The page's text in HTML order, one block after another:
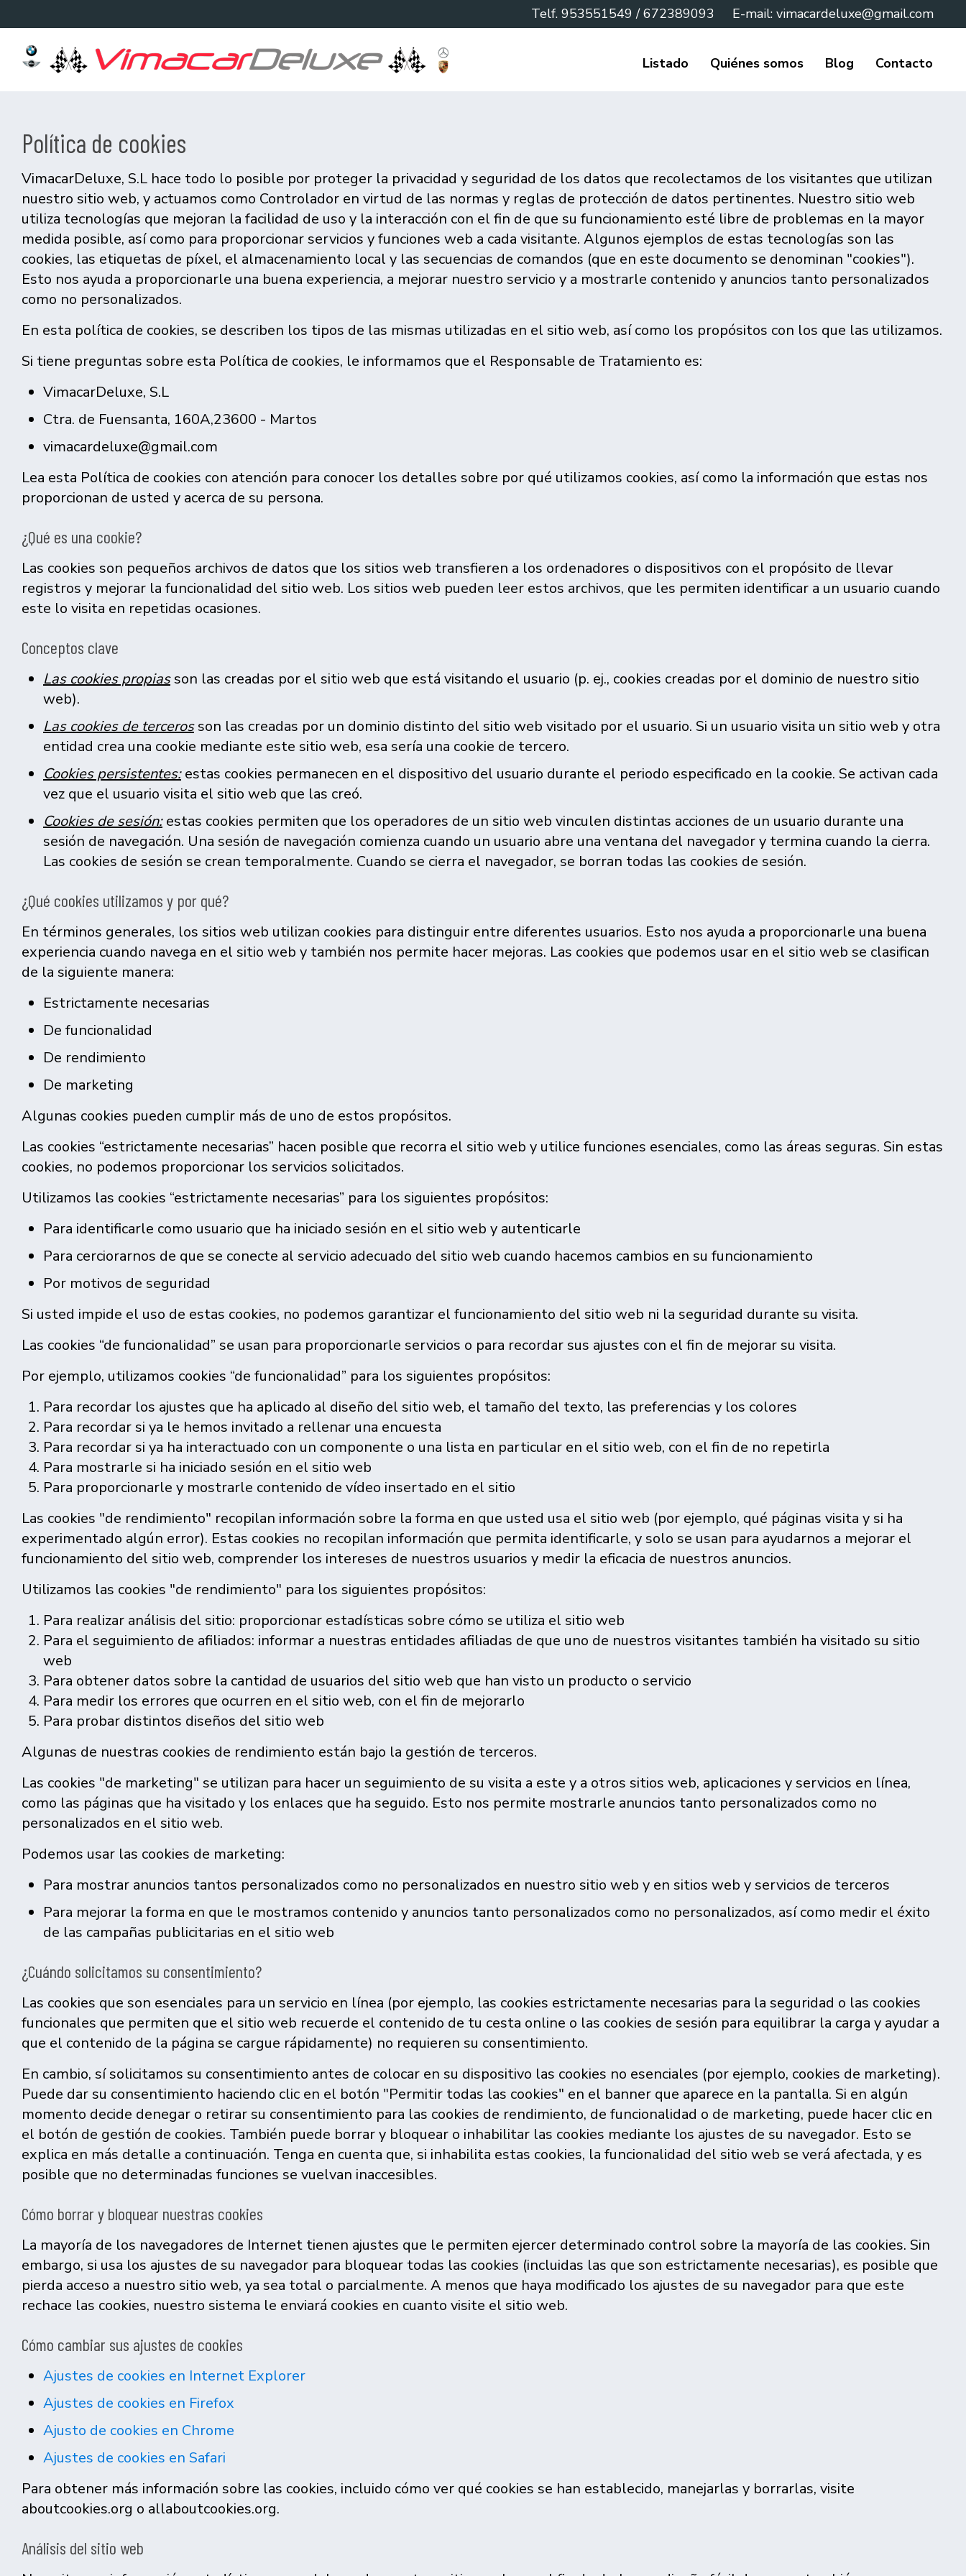
Telf. 953551549 / 672389093 E-mail: vimacardeluxe@gmail.com
Listado Quiénes somos Blog Contacto
Política de cookies
VimacarDeluxe, S.L hace todo lo posible por proteger la privacidad y seguridad de los datos que recolectamos de los visitantes que utilizan
nuestro sitio web, y actuamos como Controlador en virtud de las normas y reglas de protección de datos pertinentes. Nuestro sitio web
utiliza tecnologías que mejoran la facilidad de uso y la interacción con el fin de que su funcionamiento esté libre de problemas en la mayor
medida posible, así como para proporcionar servicios y funciones web a cada visitante. Algunos ejemplos de estas tecnologías son las
cookies, las etiquetas de píxel, el almacenamiento local y las secuencias de comandos (que en este documento se denominan "cookies").
Esto nos ayuda a proporcionarle una buena experiencia, a mejorar nuestro servicio y a mostrarle contenido y anuncios tanto personalizados
como no personalizados.
En esta política de cookies, se describen los tipos de las mismas utilizadas en el sitio web, así como los propósitos con los que las utilizamos.
Si tiene preguntas sobre esta Política de cookies, le informamos que el Responsable de Tratamiento es:
VimacarDeluxe, S.L
Ctra. de Fuensanta, 160A,23600 - Martos
vimacardeluxe@gmail.com
Lea esta Política de cookies con atención para conocer los detalles sobre por qué utilizamos cookies, así como la información que estas nos
proporcionan de usted y acerca de su persona.
¿Qué es una cookie?
Las cookies son pequeños archivos de datos que los sitios web transfieren a los ordenadores o dispositivos con el propósito de llevar
registros y mejorar la funcionalidad del sitio web. Los sitios web pueden leer estos archivos, que les permiten identificar a un usuario cuando
este lo visita en repetidas ocasiones.
Conceptos clave
Las cookies propiasson las creadas por el sitio web que está visitando el usuario (p. ej., cookies creadas por el dominio de nuestro sitio
web).
Las cookies de tercerosson las creadas por un dominio distinto del sitio web visitado por el usuario. Si un usuario visita un sitio web y otra
entidad crea una cookie mediante este sitio web, esa sería una cookie de tercero.
Cookies persistentes:estas cookies permanecen en el dispositivo del usuario durante el periodo especificado en la cookie. Se activan cada
vez que el usuario visita el sitio web que las creó.
Cookies de sesión:estas cookies permiten que los operadores de un sitio web vinculen distintas acciones de un usuario durante una
sesión de navegación. Una sesión de navegación comienza cuando un usuario abre una ventana del navegador y termina cuando la cierra.
Las cookies de sesión se crean temporalmente. Cuando se cierra el navegador, se borran todas las cookies de sesión.
¿Qué cookies utilizamos y por qué?
En términos generales, los sitios web utilizan cookies para distinguir entre diferentes usuarios. Esto nos ayuda a proporcionarle una buena
experiencia cuando navega en el sitio web y también nos permite hacer mejoras. Las cookies que podemos usar en el sitio web se clasifican
de la siguiente manera:
Estrictamente necesarias
De funcionalidad
De rendimiento
De marketing
Algunas cookies pueden cumplir más de uno de estos propósitos.
Las cookies “estrictamente necesarias” hacen posible que recorra el sitio web y utilice funciones esenciales, como las áreas seguras. Sin estas
cookies, no podemos proporcionar los servicios solicitados.
Utilizamos las cookies “estrictamente necesarias” para los siguientes propósitos:
Para identificarle como usuario que ha iniciado sesión en el sitio web y autenticarle
Para cerciorarnos de que se conecte al servicio adecuado del sitio web cuando hacemos cambios en su funcionamiento
Por motivos de seguridad
Si usted impide el uso de estas cookies, no podemos garantizar el funcionamiento del sitio web ni la seguridad durante su visita.
Las cookies “de funcionalidad” se usan para proporcionarle servicios o para recordar sus ajustes con el fin de mejorar su visita.
Por ejemplo, utilizamos cookies “de funcionalidad” para los siguientes propósitos:
Para recordar los ajustes que ha aplicado al diseño del sitio web, el tamaño del texto, las preferencias y los colores
Para recordar si ya le hemos invitado a rellenar una encuesta
Para recordar si ya ha interactuado con un componente o una lista en particular en el sitio web, con el fin de no repetirla
Para mostrarle si ha iniciado sesión en el sitio web
Para proporcionarle y mostrarle contenido de vídeo insertado en el sitio
Las cookies "de rendimiento" recopilan información sobre la forma en que usted usa el sitio web (por ejemplo, qué páginas visita y si ha
experimentado algún error). Estas cookies no recopilan información que permita identificarle, y solo se usan para ayudarnos a mejorar el
funcionamiento del sitio web, comprender los intereses de nuestros usuarios y medir la eficacia de nuestros anuncios.
Utilizamos las cookies "de rendimiento" para los siguientes propósitos:
Para realizar análisis del sitio: proporcionar estadísticas sobre cómo se utiliza el sitio web
Para el seguimiento de afiliados: informar a nuestras entidades afiliadas de que uno de nuestros visitantes también ha visitado su sitio
web
Para obtener datos sobre la cantidad de usuarios del sitio web que han visto un producto o servicio
Para medir los errores que ocurren en el sitio web, con el fin de mejorarlo
Para probar distintos diseños del sitio web
Algunas de nuestras cookies de rendimiento están bajo la gestión de terceros.
Las cookies "de marketing" se utilizan para hacer un seguimiento de su visita a este y a otros sitios web, aplicaciones y servicios en línea,
como las páginas que ha visitado y los enlaces que ha seguido. Esto nos permite mostrarle anuncios tanto personalizados como no
personalizados en el sitio web.
Podemos usar las cookies de marketing:
Para mostrar anuncios tantos personalizados como no personalizados en nuestro sitio web y en sitios web y servicios de terceros
Para mejorar la forma en que le mostramos contenido y anuncios tanto personalizados como no personalizados, así como medir el éxito
de las campañas publicitarias en el sitio web
¿Cuándo solicitamos su consentimiento?
Las cookies que son esenciales para un servicio en línea (por ejemplo, las cookies estrictamente necesarias para la seguridad o las cookies
funcionales que permiten que el sitio web recuerde el contenido de tu cesta online o las cookies de sesión para equilibrar la carga y ayudar a
que el contenido de la página se cargue rápidamente) no requieren su consentimiento.
En cambio, sí solicitamos su consentimiento antes de colocar en su dispositivo las cookies no esenciales (por ejemplo, cookies de marketing).
Puede dar su consentimiento haciendo clic en el botón "Permitir todas las cookies" en el banner que aparece en la pantalla. Si en algún
momento decide denegar o retirar su consentimiento para las cookies de rendimiento, de funcionalidad o de marketing, puede hacer clic en
el botón de gestión de cookies. También puede borrar y bloquear o inhabilitar las cookies mediante los ajustes de su navegador. Esto se
explica en más detalle a continuación. Tenga en cuenta que, si inhabilita estas cookies, la funcionalidad del sitio web se verá afectada, y es
posible que no determinadas funciones se vuelvan inaccesibles.
Cómo borrar y bloquear nuestras cookies
La mayoría de los navegadores de Internet tienen ajustes que le permiten ejercer determinado control sobre la mayoría de las cookies. Sin
embargo, si usa los ajustes de su navegador para bloquear todas las cookies (incluidas las que son estrictamente necesarias), es posible que
pierda acceso a nuestro sitio web, ya sea total o parcialmente. A menos que haya modificado los ajustes de su navegador para que este
rechace las cookies, nuestro sistema le enviará cookies en cuanto visite el sitio web.
Cómo cambiar sus ajustes de cookies
Ajustes de cookies en Internet Explorer
Ajustes de cookies en Firefox
Ajusto de cookies en Chrome
Ajustes de cookies en Safari
Para obtener más información sobre las cookies, incluido cómo ver qué cookies se han establecido, manejarlas y borrarlas, visite
aboutcookies.org o allaboutcookies.org.
Análisis del sitio web